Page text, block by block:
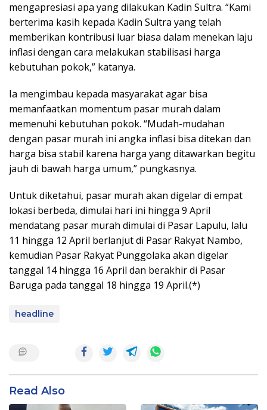
mengapresiasi apa yang dilakukan Kadin Sultra. “Kami
berterima kasih kepada Kadin Sultra yang telah
memberikan kontribusi luar biasa dalam menekan laju
inflasi dengan cara melakukan stabilisasi harga
kebutuhan pokok,” katanya.
Ia mengimbau kepada masyarakat agar bisa
memanfaatkan momentum pasar murah dalam
memenuhi kebutuhan pokok. “Mudah-mudahan
dengan pasar murah ini angka inflasi bisa ditekan dan
harga bisa stabil karena harga yang ditawarkan begitu
jauh di bawah harga umum,” pungkasnya.
Untuk diketahui, pasar murah akan digelar di empat
lokasi berbeda, dimulai hari ini hingga 9 April
mendatang pasar murah dimulai di Pasar Lapulu, lalu
11 hingga 12 April berlanjut di Pasar Rakyat Nambo,
kemudian Pasar Rakyat Punggolaka akan digelar
tanggal 14 hingga 16 April dan berakhir di Pasar
Baruga pada tanggal 18 hingga 19 April.(*)
headline
Read Also